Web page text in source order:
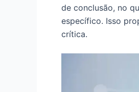
de conclusão, no
específico. Isso
crítica.